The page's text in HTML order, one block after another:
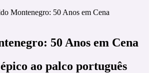
Montenegro: 50 Anos em Cena
50 Anos em Cena
ao palco português